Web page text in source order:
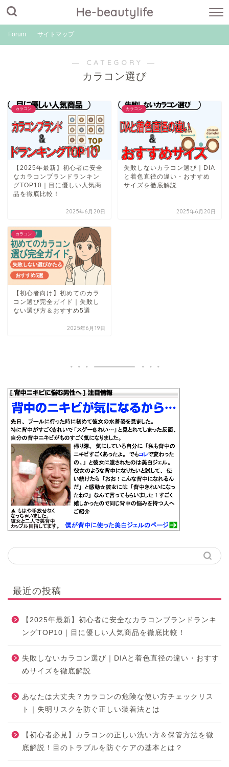
He-beautylife
Forum サイトマップ
― CATEGORY ―
カラコン選び
カラコン
【2025年最新】初心者に安全
なカラコンブランドランキン
グTOP10｜目に優しい人気商
品を徹底比較！
2025年6月20日
カラコン
失敗しないカラコン選び｜DIA
と着色直径の違い・おすすめ
サイズを徹底解説
2025年6月20日
カラコン
【初心者向け】初めてのカラ
コン選び完全ガイド｜失敗し
ない選び方＆おすすめ5選
2025年6月19日
最近の投稿
【2025年最新】初心者に安全なカラコンブランドランキ
ングTOP10｜目に優しい人気商品を徹底比較！
失敗しないカラコン選び｜DIAと着色直径の違い・おすす
めサイズを徹底解説
あなたは大丈夫？カラコンの危険な使い方チェックリス
ト｜失明リスクを防ぐ正しい装着法とは
【初心者必見】カラコンの正しい洗い方＆保管方法を徹
底解説！目のトラブルを防ぐケアの基本とは？